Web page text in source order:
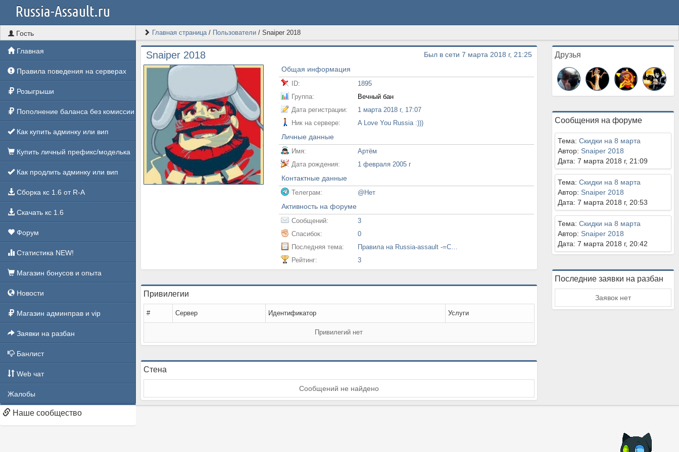
Russia-Assault.ru
Гость
Главная
Правила поведения на серверах
Розыгрыши
Пополнение баланса без комиссии
Как купить админку или вип
Купить личный префикс/моделька
Как продлить админку или вип
Сборка кс 1.6 от R-A
Скачать кс 1.6
Форум
Статистика NEW!
Магазин бонусов и опыта
Новости
Магазин админправ и vip
Заявки на разбан
Банлист
Web чат
Жалобы
Наше сообщество
Главная страница/ Пользователи/ Snaiper 2018
Snaiper 2018
Был в сети 7 марта 2018 г, 21:25
Общая информация
ID:
1895
Группа:
Вечный бан
Дата регистрации:
1 марта 2018 г, 17:07
Ник на сервере:
A Love You Russia :)))
Личные данные
Имя:
Артём
Дата рождения:
1 февраля 2005 г
Контактные данные
Телеграм: @Нет
Активность на форуме
Сообщений:
3
Спасибок:
0
Последняя тема:
Правила на Russia-assault -=CSDM Пушки + Лазеры=- от ilya_050_96
Рейтинг:
3
Привилегии
# Сервер Идентификатор Услуги
Привилегий нет
Стена
Сообщений не найдено
Друзья
Сообщения на форуме
Тема: Скидки на 8 марта
Автор: Snaiper 2018
Дата: 7 марта 2018 г, 21:09
Тема: Скидки на 8 марта
Автор: Snaiper 2018
Дата: 7 марта 2018 г, 20:53
Тема: Скидки на 8 марта
Автор: Snaiper 2018
Дата: 7 марта 2018 г, 20:42
Последние заявки на разбан
Заявок нет